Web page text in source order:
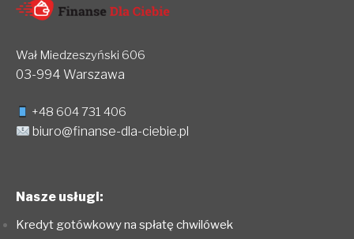
Wał Miedzeszyński 606
03-994 Warszawa
+48 604 731 406
biuro@finanse-dla-ciebie.pl
Nasze usługi:
Kredyt gotówkowy na spłatę chwilówek